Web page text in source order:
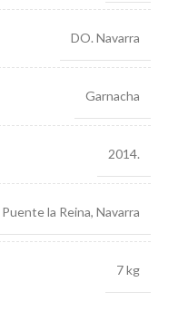
DO. Navarra
Garnacha
2014.
Puente la Reina, Navarra
7 kg